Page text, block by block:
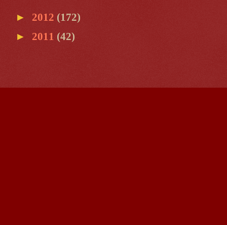
► 2012 (172)
► 2011 (42)